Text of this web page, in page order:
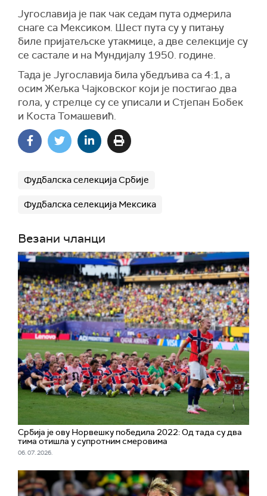
Југославија је пак чак седам пута одмерила
снаге са Мексиком. Шест пута су у питању
биле пријатељске утакмице, а две селекције су
се састале и на Мундијалу 1950. године.
Тада је Југославија била убедљива са 4:1, а
осим Жељка Чајковског који је постигао два
гола, у стрелце су се уписали и Стјепан Бобек
и Коста Томашевић.
Фудбалска селекција Србије
Фудбалска селекција Мексика
Везани чланци
Србија је ову Норвешку победила 2022: Од тада су два
тима отишла у супротним смеровима
06. 07. 2026.